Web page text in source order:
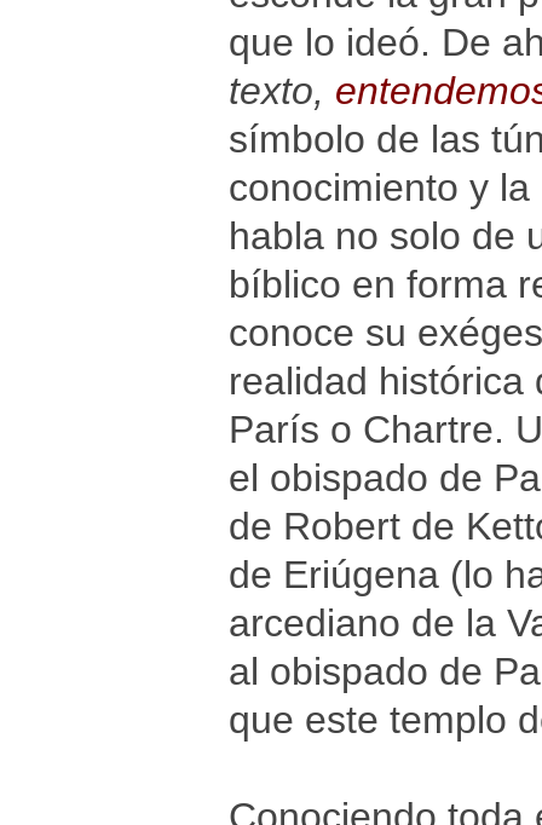
que lo ideó. De
texto,
símbolo de las
conocimiento y
habla no solo de
bíblico en forma
conoce su
realidad histórica
París o Chartre.
el obispado de
de Robert de
de Eriúgena (lo
arcediano de la
al obispado de
que este templo